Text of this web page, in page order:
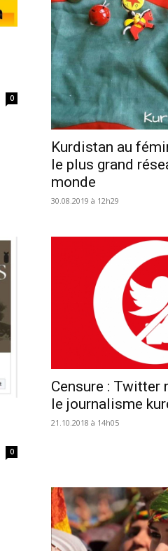
0
Kurdistan au
le plus grand
monde
30.08.2019 à 12h29
0
Censure : Twitter
le journalisme
21.10.2018 à 14h05